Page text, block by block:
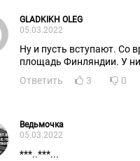
GLADKIKH OLEG
05.03.2022
Ну и пусть вступают. Со
площадь Финляндии. У
Ответить
3 0
Ведьмочка
05.03.2022
***..***...